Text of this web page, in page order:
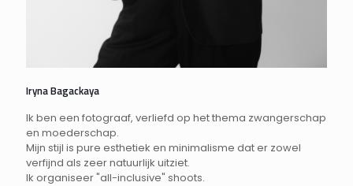
Iryna Bagackaya
Ik ben een fotograaf, verliefd op het thema zwangerschap
en moederschap.
Mijn stijl is pure esthetiek en minimalisme dat er zowel
verfijnd als zeer natuurlijk uitziet.
Ik organiseer "all-inclusive" shoots.